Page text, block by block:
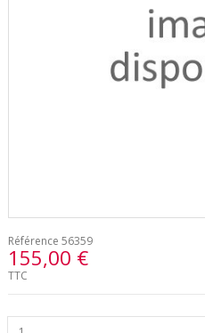
Référence 56359
155,00 €
TTC